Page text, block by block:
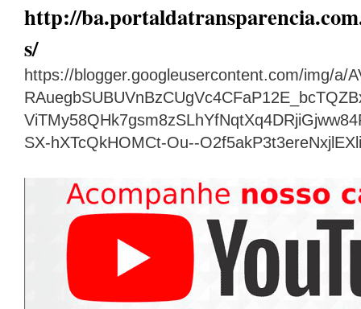
http://
s/
https://blogger.googleusercontent.com/img/a/
SX-hXTcQkHOMCt-Ou--